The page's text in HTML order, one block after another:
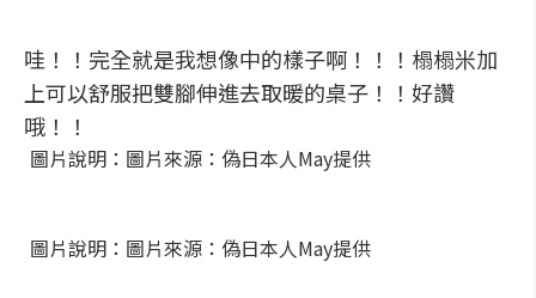
哇！！完全就是我想像中的樣子啊！！！榻榻米加
上可以舒服把雙腳伸進去取暖的桌子！！好讚
哦！！
圖片說明：圖片來源：偽日本人May提供
圖片說明：圖片來源：偽日本人May提供